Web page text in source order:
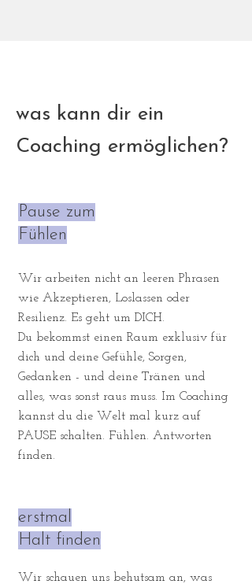
was kann dir ein
Coaching ermöglichen?
Pause zum
Fühlen
Wir arbeiten nicht an leeren Phrasen
wie Akzeptieren, Loslassen oder
Resilienz. Es geht um DICH.
Du bekommst einen Raum exklusiv für
dich und deine Gefühle, Sorgen,
Gedanken - und deine Tränen und
alles, was sonst raus muss. Im Coaching
kannst du die Welt mal kurz auf
PAUSE schalten. Fühlen. Antworten
finden.
erstmal
Halt finden
Wir schauen uns behutsam an, was